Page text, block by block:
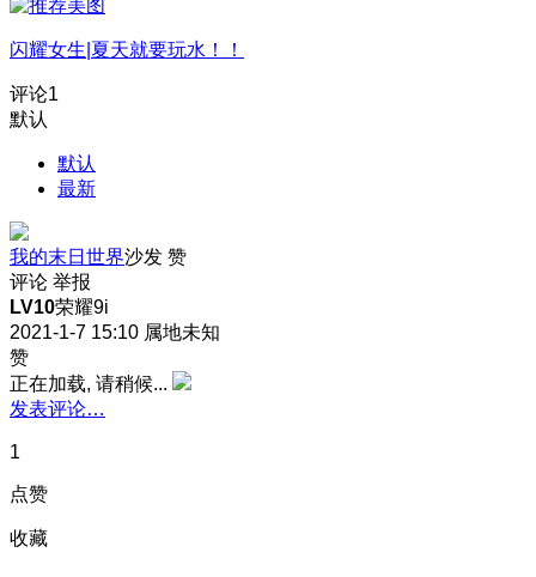
闪耀女生|夏天就要玩水！！
评论1
默认
默认
最新
我的末日世界沙发 赞
评论 举报
LV10荣耀9i
2021-1-7 15:10 属地未知
赞
正在加载, 请稍候...
发表评论…
1
点赞
收藏